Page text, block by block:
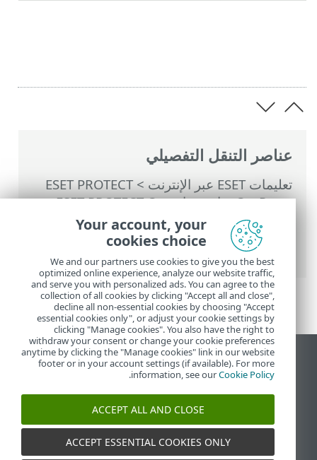
عناصر التنقل التفصيلي
تعليمات ESET عبر الإنترنت >
ESET PROTECT
On-Prem
>
استخدام ‎ESET PROTECT On-
>
القائمة الرئيسية ESET PROTECT On-
Prem
>المزيد >قوالب المجموعة الديناميكية
قواعد قالب مجموعة ديناميكية> عمليات
عرض موقع سطح المكتب
End of Life
قاعدة معارف ESET
ESET Status Portal
الدعم الإقليمي
Your account, your
cookies choice
We and our partners use cookies to give you the best
optimized online experience, analyze our website traffic,
and serve you with personalized ads. You can agree to the
collection of all cookies by clicking "Accept all and close",
decline all non-essential cookies by choosing "Accept
essential cookies only", or adjust your cookie settings by
clicking "Manage cookies". You also have the right to
withdraw your consent or change your cookie preferences
anytime by clicking the "Manage cookies" link in our website
footer or in your account settings (if available). For more
information, see ourCookie Policy
.
ACCEPT ALL AND CLOSE
ACCEPT ESSENTIAL COOKIES ONLY